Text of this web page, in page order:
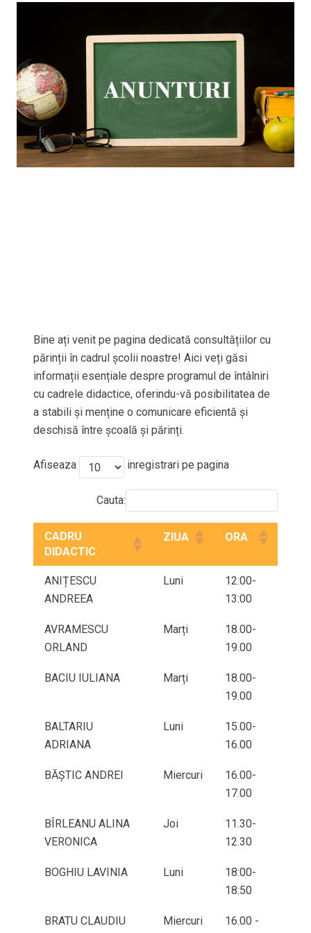
Bine ați venit pe pagina dedicată consultățiilor cu
părinții în cadrul școlii noastre! Aici veți găsi
informații esențiale despre programul de întâlniri
cu cadrele didactice, oferindu-vă posibilitatea de
a stabili și menține o comunicare eficientă și
deschisă între școală și părinți.
Afiseaza inregistrari pe pagina
Cauta:
CADRU
DIDACTIC
ZIUA ORA
ANIȚESCU
ANDREEA
Luni
12:00-
13:00
AVRAMESCU
ORLAND
Marți
18.00-
19.00
BACIU IULIANA Marți
18.00-
19.00
BALTARIU
ADRIANA
Luni
15.00-
16.00
BĂȘTIC ANDREI Miercuri
16.00-
17.00
BÎRLEANU ALINA
VERONICA
Joi
11.30-
12.30
BOGHIU LAVINIA Luni
18:00-
18:50
BRATU CLAUDIU
Miercuri
16.00 -